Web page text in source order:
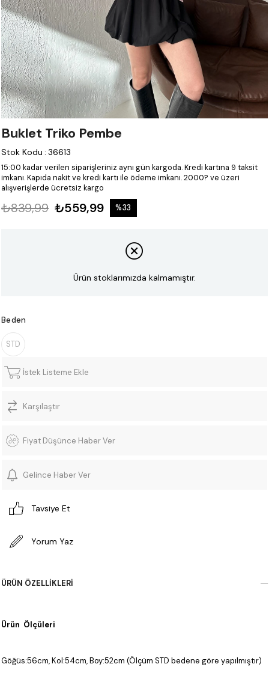
Buklet Triko Pembe
Stok Kodu : 36613
15:00 kadar verilen siparişleriniz aynı gün kargoda.Kredi kartına 9 taksit
imkanı.Kapıda nakit ve kredi kartı ile ödeme imkanı.2000? ve üzeri
alışverişlerde ücretsiz kargo
₺839,99 ₺559,99 %33
Ürün stoklarımızda kalmamıştır.
Beden
STD
İstek Listeme Ekle
Karşılaştır
Fiyat Düşünce Haber Ver
Gelince Haber Ver
Tavsiye Et
Yorum Yaz
ÜRÜN ÖZELLIKLERI
Ürün Ölçüleri
Göğüs:56cm, Kol:54cm, Boy:52cm (Ölçüm STD bedene göre yapılmıştır)